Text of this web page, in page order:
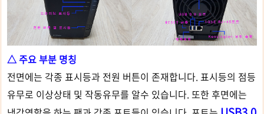
△ 주요 부분 명칭
전면에는 각종 표시등과 전원 버튼이 존재합니다. 표시등의 점등
유무로 이상상태 및 작동유무를 알수 있습니다. 또한 후면에는